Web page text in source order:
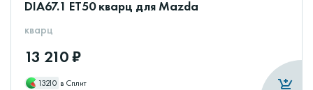
DIA67.1 ET50 кварц для Mazda
кварц
13 210 ₽
13210 в Сплит